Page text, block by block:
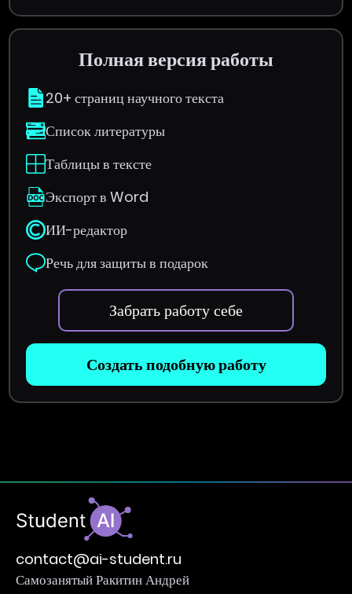
Полная версия работы
20+ страниц научного текста
Список литературы
Таблицы в тексте
Экспорт в Word
ИИ-редактор
Речь для защиты в подарок
Забрать работу себе
Создать подобную работу
contact@ai-student.ru
Самозанятый Ракитин Андрей